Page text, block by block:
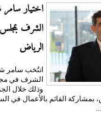
اختيار
الشرف بمجلس
الرياض
انتُخب سامر
الشرف في
وذلك خلال
القائم بالأعمال في